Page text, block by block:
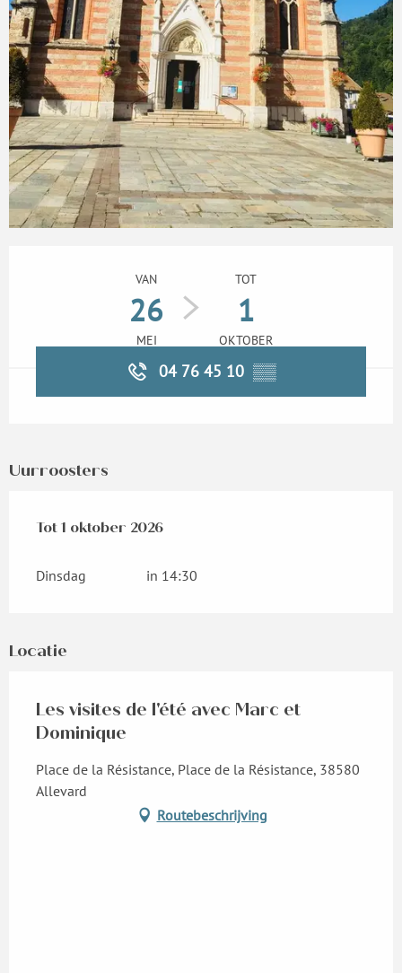
VAN
26
MEI
TOT
1
OKTOBER
04 76 45 10 ▒▒
Uurroosters
Vanaf26 mei 2026
Tot 1 oktober 2026
Dinsdag in 14:30
Locatie
Les visites de l'été avec Marc et
Dominique
Place de la Résistance, Place de la Résistance, 38580
Allevard
Routebeschrijving